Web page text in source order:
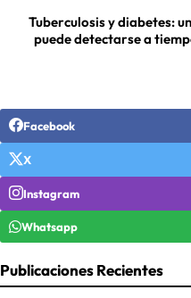
Tuberculosis y diabetes:
puede detectarse a
Facebook
X
Instagram
Whatsapp
Publicaciones Recientes